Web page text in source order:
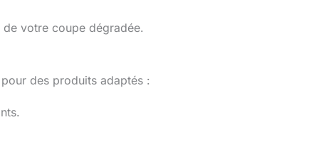
votre coupe dégradée.
des produits adaptés :